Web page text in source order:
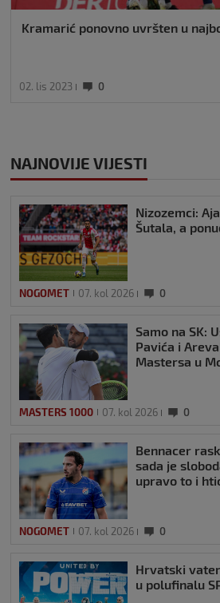
Kramarić ponovno uvršten u
02. lis 2023 0
NAJNOVIJE VIJESTI
Nizozemci:
Šutala, a
NOGOMET 07. kol 2026 0
Samo na SK:
Pavića i
Mastersa u
MASTERS 1000 07. kol 2026 0
Bennacer
sada je
upravo to i
NOGOMET 07. kol 2026 0
Hrvatski
u polufinalu